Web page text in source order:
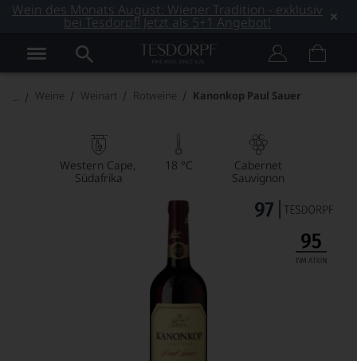
Wein des Monats August: Wiener Tradition - exklusiv
bei Tesdorpf! Jetzt als 5+1 Angebot!
Weine Weinart Rotweine Kanonkop Paul Sauer
Western Cape
Südafrika
18 °C
Cabernet
Sauvignon